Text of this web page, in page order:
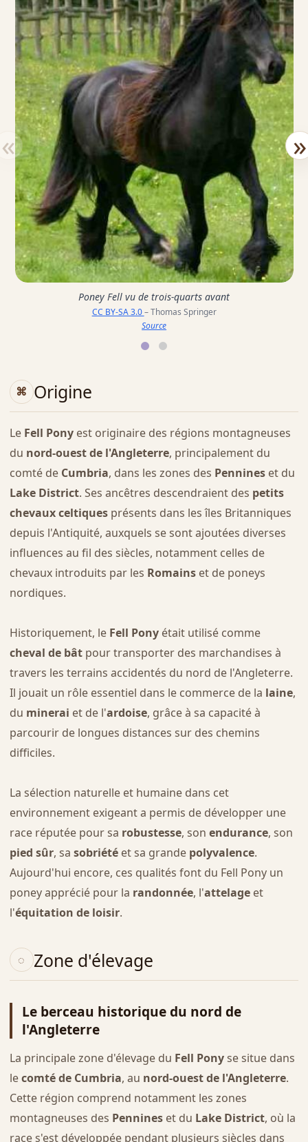
Poney Fell vu de trois-quarts avant
CC BY-SA 3.0– Thomas Springer
Source
« »
Origine
Le Fell Ponyest originaire des régions montagneuses
du nord-ouest de l'Angleterre, principalement du
comté de Cumbria, dans les zones des Pennineset du
Lake District. Ses ancêtres descendraient des petits
chevaux celtiquesprésents dans les îles Britanniques
depuis l'Antiquité, auxquels se sont ajoutées diverses
influences au fil des siècles, notamment celles de
chevaux introduits par les Romainset de poneys
nordiques.
Historiquement, le Fell Ponyétait utilisé comme
cheval de bâtpour transporter des marchandises à
travers les terrains accidentés du nord de l'Angleterre.
Il jouait un rôle essentiel dans le commerce de la laine,
du minerai et de l'ardoise, grâce à sa capacité à
parcourir de longues distances sur des chemins
difficiles.
La sélection naturelle et humaine dans cet
environnement exigeant a permis de développer une
race réputée pour sa robustesse, son endurance, son
pied sûr, sa sobriétéet sa grande polyvalence.
Aujourd'hui encore, ces qualités font du Fell Pony un
poney apprécié pour la randonnée, l'attelageet
l'équitation de loisir.
Zone d'élevage
Le berceau historique du nord de
l'Angleterre
La principale zone d'élevage du Fell Ponyse situe dans
lecomté de Cumbria, au nord-ouest de l'Angleterre.
Cette région comprend notamment les zones
montagneuses des Pennineset du Lake District, où la
race s'est développée pendant plusieurs siècles dans